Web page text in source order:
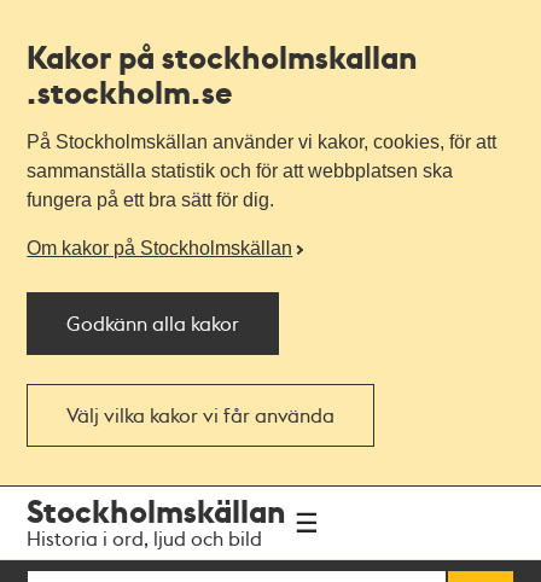
Kakor på stockholmskallan
.stockholm.se
På Stockholmskällan använder vi kakor, cookies, för att
sammanställa statistik och för att webbplatsen ska
fungera på ett bra sätt för dig.
Om kakor på Stockholmskällan
Godkänn alla kakor
Välj vilka kakor vi får använda
navigationen
huvudinnehållet
Stockholmskällan
Historia i ord, ljud och bild
Sök